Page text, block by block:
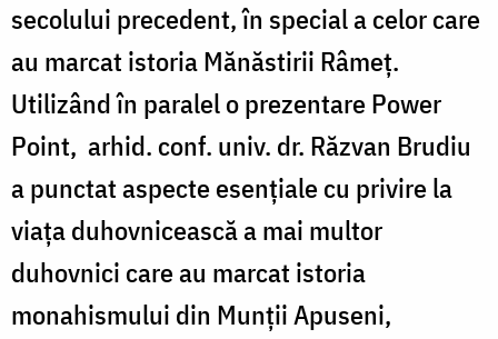
secolului precedent, în special a celor care
au marcat istoria Mănăstirii Râmeț.
Utilizând în paralel o prezentare Power
Point, arhid. conf. univ. dr. Răzvan Brudiu
a punctat aspecte esențiale cu privire la
viața duhovnicească a mai multor
duhovnici care au marcat istoria
monahismului din Munții Apuseni,